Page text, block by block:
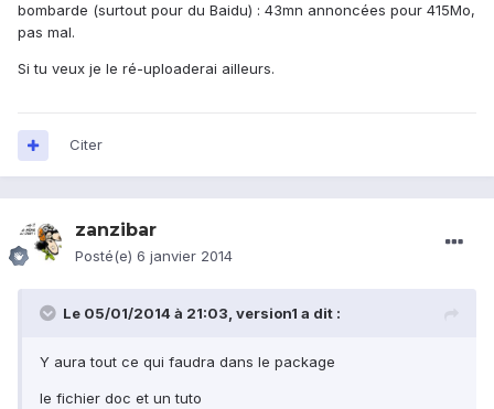
bombarde (surtout pour du Baidu) : 43mn annoncées pour 415Mo,
pas mal.
Si tu veux je le ré-uploaderai ailleurs.
Citer
zanzibar
Posté(e) 6 janvier 2014
Le 05/01/2014 à 21:03, version1 a dit :
Y aura tout ce qui faudra dans le package
le fichier doc et un tuto